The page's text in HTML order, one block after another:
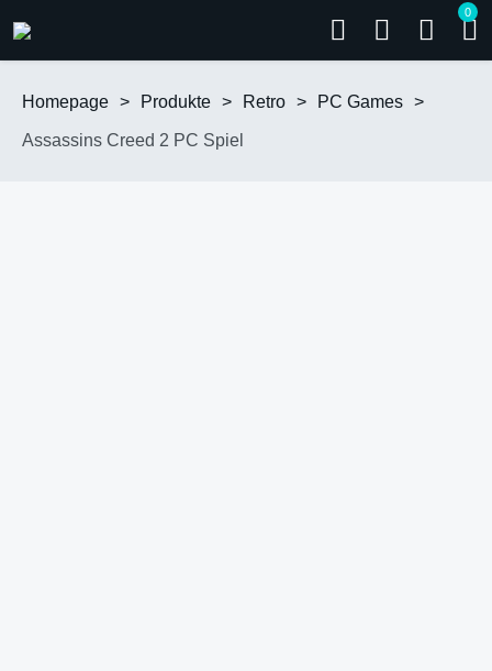
0
Homepage > Produkte > Retro > PC Games >
Assassins Creed 2 PC Spiel